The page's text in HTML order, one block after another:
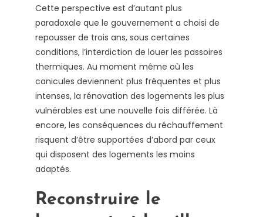
Cette perspective est d’autant plus
paradoxale que le gouvernement a choisi de
repousser de trois ans, sous certaines
conditions, l’interdiction de louer les passoires
thermiques. Au moment même où les
canicules deviennent plus fréquentes et plus
intenses, la rénovation des logements les plus
vulnérables est une nouvelle fois différée. Là
encore, les conséquences du réchauffement
risquent d’être supportées d’abord par ceux
qui disposent des logements les moins
adaptés.
Reconstruire le